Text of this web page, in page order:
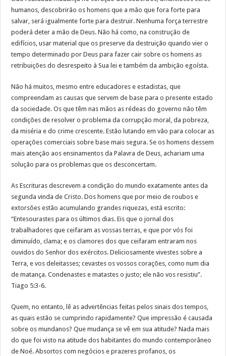
humanos, descobrirão os homens que a mão que fora forte para
salvar, será igualmente forte para destruir. Nenhuma força terrestre
poderá deter a mão de Deus. Não há como, na construção de
edifícios, usar material que os preserve da destruição quando vier o
tempo determinado por Deus para fazer cair sobre os homens as
retribuições do desrespeito à Sua lei e também da ambição egoísta.
Não há muitos, mesmo entre educadores e estadistas, que
compreendam as causas que servem de base para o presente estado
da sociedade. Os que têm nas mãos as rédeas do governo não têm
condições de resolver o problema da corrupção moral, da pobreza,
da miséria e do crime crescente. Estão lutando em vão para colocar as
operações comerciais sobre base mais segura. Se os homens dessem
mais atenção aos ensinamentos da Palavra de Deus, achariam uma
solução para os problemas que os desconcertam.
As Escrituras descrevem a condição do mundo exatamente antes da
segunda vinda de Cristo. Dos homens que por meio de roubos e
extorsões estão acumulando grandes riquezas, está escrito:
“Entesourastes para os últimos dias. Eis que o jornal dos
trabalhadores que ceifaram as vossas terras, e que por vós foi
diminuído, clama; e os clamores dos que ceifaram entraram nos
ouvidos do Senhor dos exércitos. Deliciosamente vivestes sobre a
Terra, e vos deleitasses; cevastes os vossos corações, como num dia
de matança. Condenastes e matastes o justo; ele não vos resistiu”.
Tiago 5:3-6.
Quem, no entanto, lê as advertências feitas pelos sinais dos tempos,
as quais estão se cumprindo rapidamente? Que impressão é causada
sobre os mundanos? Que mudança se vê em sua atitude? Nada mais
do que foi visto na atitude dos habitantes do mundo contemporâneo
de Noé. Absortos com negócios e prazeres profanos, os